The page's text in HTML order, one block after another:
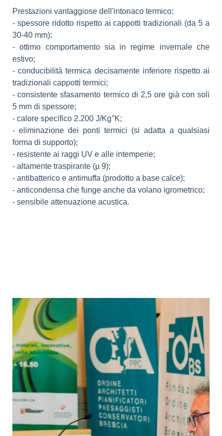
Prestazioni vantaggiose dell'intonaco termico:
- spessore ridotto rispetto ai cappotti tradizionali (da 5 a
30-40 mm);
- ottimo comportamento sia in regime invernale che
estivo;
- conducibilità termica decisamente inferiore rispetto ai
tradizionali cappotti termici;
- consistente sfasamento termico di 2,5 ore già con soli
5 mm di spessore;
- calore specifico 2.200 J/Kg°K;
- eliminazione dei ponti termici (si adatta a qualsiasi
forma di supporto);
- resistente ai raggi UV e alle intemperie;
- altamente traspirante (µ 9);
- antibatterico e antimuffa (prodotto a base calce);
- anticondensa che funge anche da volano igrometrico;
- sensibile attenuazione acustica.